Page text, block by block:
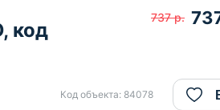
код
737 р.
Код объекта: 84078